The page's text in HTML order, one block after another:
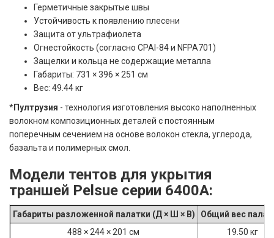
Герметичные закрытые швы
Устойчивость к появлению плесени
Защита от ультрафиолета
Огнестойкость (согласно CPAI-84 и NFPA701)
Защелки и кольца не содержащие металла
Габариты: 731 × 396 × 251 см
Вес: 49.44 кг
*Пултрузия - технология изготовления высоко наполненных
волокном композиционных деталей с постоянным
поперечным сечением на основе волокон стекла, углерода,
базальта и полимерных смол.
Модели тентов для укрытия
траншей Pelsue серии 6400A:
Габариты разложенной палатки (Д × Ш × В)
Общий вес
488 × 244 × 201 см
19.50 кг